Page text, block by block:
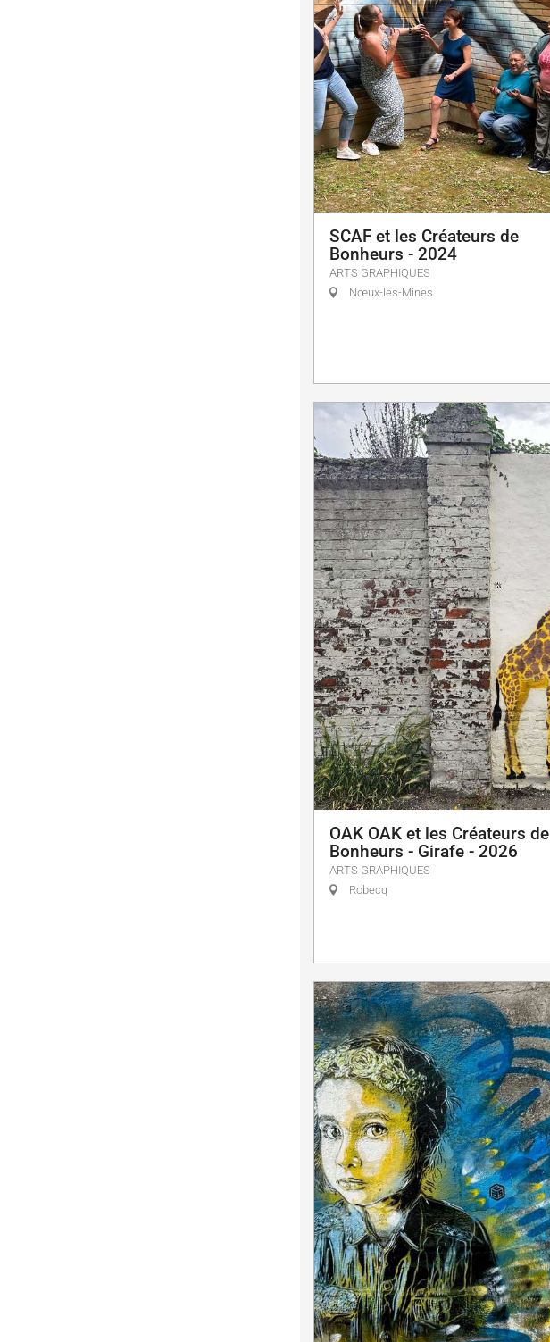
SCAF et les Créateurs de
Bonheurs - 2024
ARTS GRAPHIQUES
Nœux-les-Mines
OAK OAK et les Créateurs de
Bonheurs - Girafe - 2026
ARTS GRAPHIQUES
Robecq